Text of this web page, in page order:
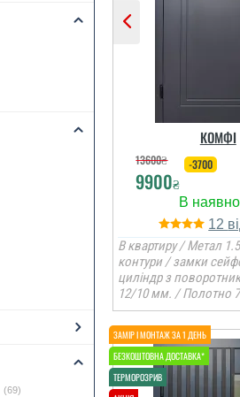
(69)
КОМФІ
13600₴
9900₴
-3700
12
В квартиру / Метал
контури / замки
циліндр з
12/10 мм. / Полотно